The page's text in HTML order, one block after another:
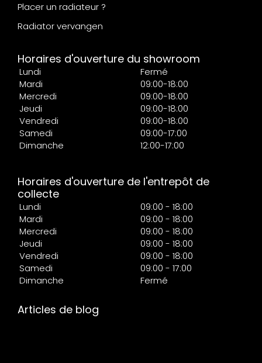
Placer un radiateur ?
Radiator vervangen
Horaires d'ouverture du showroom
Lundi
Fermé
Mardi
09:00-18:00
Mercredi
09:00-18:00
Jeudi
09:00-18:00
Vendredi
09:00-18:00
Samedi
09:00-17:00
Dimanche
12:00-17:00
Horaires d'ouverture de l'entrepôt de
collecte
Lundi
09:00 - 18:00
Mardi
09:00 - 18:00
Mercredi
09:00 - 18:00
Jeudi
09:00 - 18:00
Vendredi
09:00 - 18:00
Samedi
09:00 - 17:00
Dimanche
Fermé
Articles de blog